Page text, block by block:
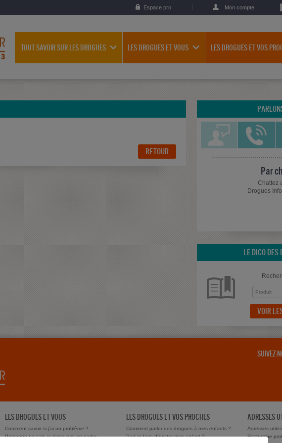
Espace pro Mon compte
TOUT SAVOIR SUR LES DROGUES LES DROGUES ET VOUS LES DROGUES ET VOS
RETOUR
Par
Chattez
Drogues
LE DICO DES
VOIR
SUIVEZ-
LES DROGUES ET VOUS
Comment savoir si j'ai un problème ?
Personne ne sait, je n'ose pas en parler
LES DROGUES ET VOS PROCHES
Comment parler des drogues à mes enfants ?
Puis-je faire dépister mon enfant ?
ADRESSES
Adresses utiles
Recherche